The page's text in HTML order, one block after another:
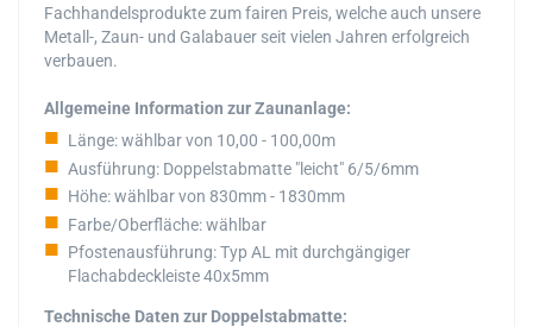
Fachhandelsprodukte zum fairen Preis, welche auch unsere
Metall-, Zaun- und Galabauer seit vielen Jahren erfolgreich
verbauen.
Allgemeine Information zur Zaunanlage:
Länge: wählbar von 10,00 - 100,00m
Ausführung: Doppelstabmatte "leicht" 6/5/6mm
Höhe: wählbar von 830mm - 1830mm
Farbe/Oberfläche: wählbar
Pfostenausführung: Typ AL mit durchgängiger
Flachabdeckleiste 40x5mm
Technische Daten zur Doppelstabmatte: